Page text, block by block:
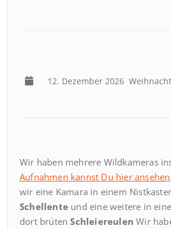
12. Dezember 2026
Wir haben mehrere Wildkameras
Aufnahmen kannst Du hier ansehen
wir eine Kamara in einem
Schellente und eine weitere in
dort brütenSchleiereulen Wir